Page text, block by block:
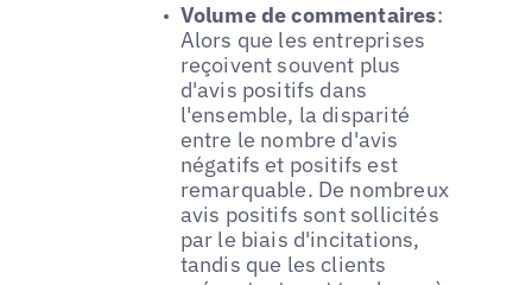
Volume de commentaires:
Alors que les entreprises
reçoivent souvent plus
d'avis positifs dans
l'ensemble, la disparité
entre le nombre d'avis
négatifs et positifs est
remarquable. De nombreux
avis positifs sont sollicités
par le biais d'incitations,
tandis que les clients